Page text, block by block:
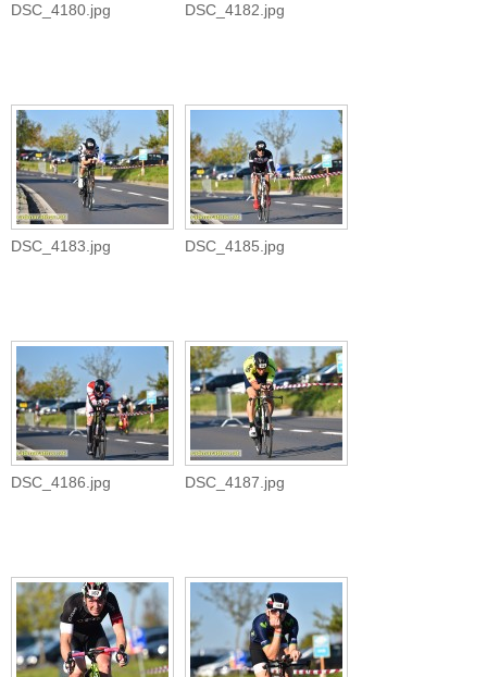
DSC_4180.jpg DSC_4182.jpg
DSC_4183.jpg DSC_4185.jpg
DSC_4186.jpg DSC_4187.jpg